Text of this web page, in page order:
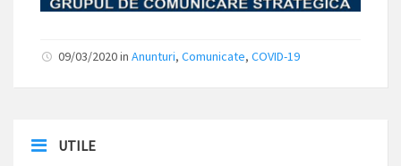
09/03/2020 in Anunturi, Comunicate, COVID-19
UTILE